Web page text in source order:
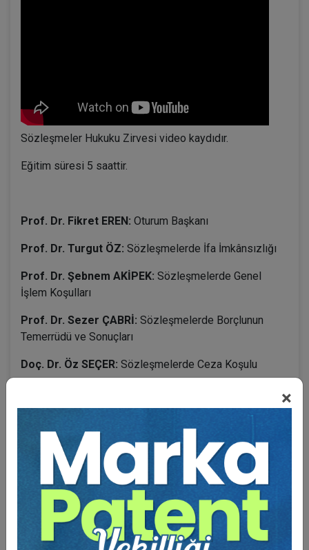
×
Sözleşmeler Hukuku Zirvesi video kaydıdır.
Eğitim süresi 5 saattir.
Prof. Dr. Fikret EREN: Oturum Başkanı
Prof. Dr. Turgut ÖZ: Sözleşmelerde İfa İmkânsızlığı
Prof. Dr. Şebnem AKİPEK: Sözleşmelerde Genel
İşlem Koşulları
Prof. Dr. Sezer ÇABRİ: Sözleşmelerde Borçlunun
Temerrüdü ve Sonuçları
Doç. Dr. Öz SEÇER: Sözleşmelerde Ceza Koşulu
Anlaşmaları
Dr. Öğr. Üyesi Evren KILIÇOĞLU:
Hukukuna İlişkin Hükümler